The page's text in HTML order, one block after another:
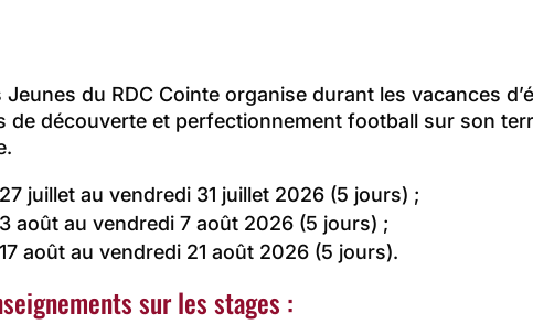
Jeunes du RDC Cointe organise durant les vacances
de découverte et perfectionnement football sur son
juillet au vendredi 31 juillet 2026 (5 jours) ;
août au vendredi 7 août 2026 (5 jours) ;
août au vendredi 21 août 2026 (5 jours).
sur les stages :